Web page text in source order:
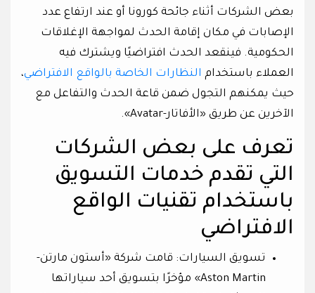
بعض الشركات أثناء جائحة كورونا أو عند ارتفاع عدد
الإصابات في مكان إقامة الحدث لمواجهة الإغلاقات
الحكومية. فينقعد الحدث افتراضيًا ويشترك فيه
العملاء باستخدام النظارات الخاصة بالواقع الافتراضي،
حيث يمكنهم التجول ضمن قاعة الحدث والتفاعل مع
الآخرين عن طريق «الأفاتار-Avatar».
تعرف على بعض الشركات
التي تقدم خدمات التسويق
باستخدام تقنيات الواقع
الافتراضي
تسويق السيارات: قامت شركة «أستون مارتن-
Aston Martin» مؤخرًا بتسويق أحد سياراتها